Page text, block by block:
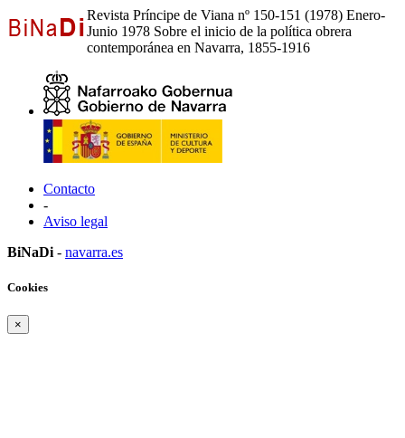
Revista Príncipe de Viana nº 150-151 (1978) Enero-
Junio 1978 Sobre el inicio de la política obrera
contemporánea en Navarra, 1855-1916
Contacto
-
Aviso legal
BiNaDi - navarra.es
Cookies
×